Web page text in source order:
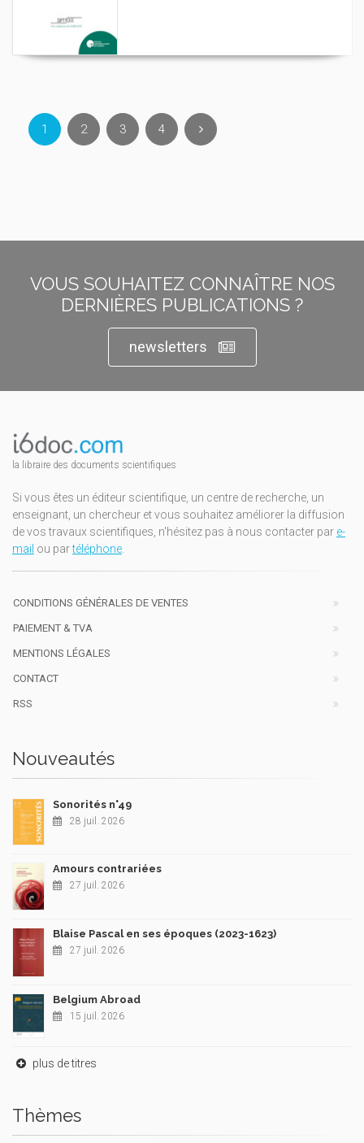
1 2 3 4
VOUS SOUHAITEZ CONNAÎTRE NOS
DERNIÈRES PUBLICATIONS ?
newsletters
la libraire des documents scientifiques
Si vous êtes un éditeur scientifique, un centre de recherche, un
enseignant, un chercheur et vous souhaitez améliorer la diffusion
de vos travaux scientifiques, n'hésitez pas à nous contacter par e-
mail ou partéléphone.
CONDITIONS GÉNÉRALES DE VENTES
PAIEMENT & TVA
MENTIONS LÉGALES
CONTACT
RSS
Nouveautés
Sonorités n°49
28 juil. 2026
Amours contrariées
27 juil. 2026
Blaise Pascal en ses époques (2023-1623)
27 juil. 2026
Belgium Abroad
15 juil. 2026
plus de titres
Thèmes